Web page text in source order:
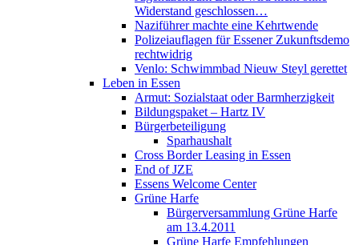
Widerstand geschlossen…
Naziführer machte eine Kehrtwende
Polizeiauflagen für Essener Zukunftsdemo
rechtwidrig
Venlo: Schwimmbad Nieuw Steyl gerettet
Leben in Essen
Armut: Sozialstaat oder Barmherzigkeit
Bildungspaket – Hartz IV
Bürgerbeteiligung
Sparhaushalt
Cross Border Leasing in Essen
End of JZE
Essens Welcome Center
Grüne Harfe
Bürgerversammlung Grüne Harfe
am 13.4.2011
Grüne Harfe Empfehlungen